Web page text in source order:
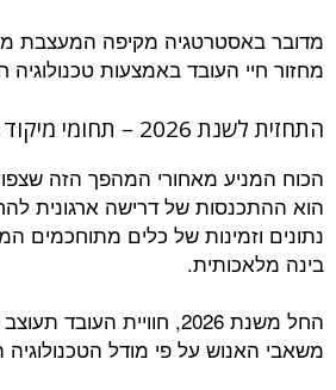
מדובר באסטרטגיה מקיפה המעצבת
מחזור חיי העובד באמצעות
התחזית לשנת 2026 – תחומי מיקוד עיקריים:
הוא ההתכנסות של דרישה ארגונית
נתונים וזמינות של כלים מתוחכמים
בינה מלאכותית.
החל משנת 2026, חוויית
משאבי האנוש על פי מודל הטכנולוגיה